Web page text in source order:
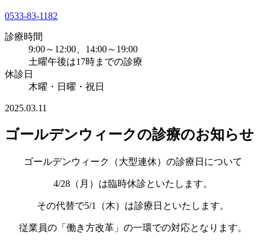
0533-83-1182
診療時間
9:00～12:00、14:00～19:00
土曜午後は17時までの診療
休診日
木曜・日曜・祝日
2025.03.11
ゴールデンウィークの診療のお知らせ
ゴールデンウィーク（大型連休）の診療日について
4/28（月）は臨時休診といたします。
その代替で5/1（木）は診療日といたします。
従業員の「働き方改革」の一環での対応となります。